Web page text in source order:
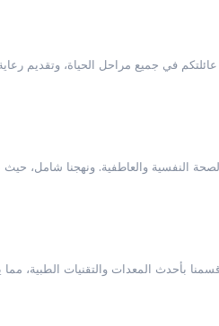
عائلتكم في جميع مراحل الحياة، وتقديم
النفسية والعاطفية. ونهجنا شامل، حيث
بأحدث المعدات والتقنيات الطبية،